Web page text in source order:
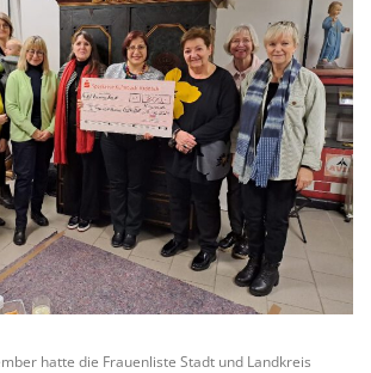
hatte die Frauenliste Stadt und Landkreis